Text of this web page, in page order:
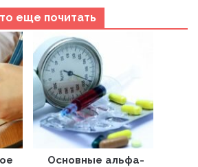
еще почитать
Основные альфа-